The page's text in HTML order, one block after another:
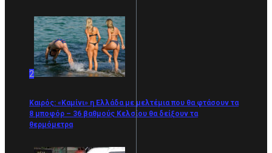
2
Καιρός: «Καμίνι» η Ελλάδα με μελτέμια που θα φτάσουν τα
8 μποφόρ – 36 βαθμούς Κελσίου θα δείξουν τα
θερμόμετρα